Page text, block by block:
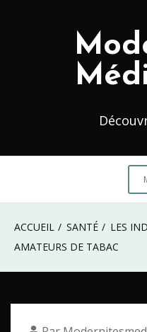
ACCUEIL SANTÉ
LES
AMATEURS DE TABAC